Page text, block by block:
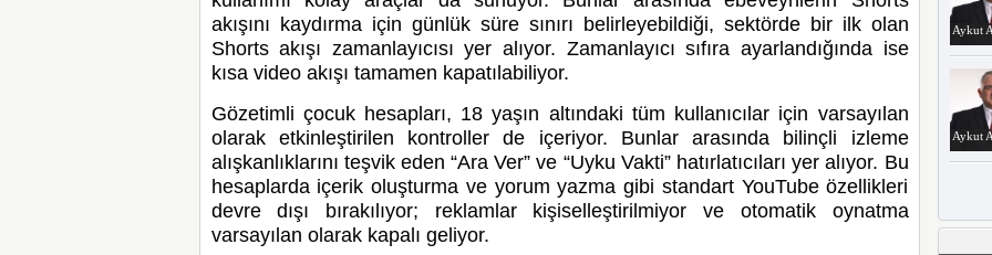
akışını kaydırma için günlük süre sınırı belirleyebildiği, sektörde bir ilk olan
Shorts akışı zamanlayıcısı yer alıyor. Zamanlayıcı sıfıra ayarlandığında ise
kısa video akışı tamamen kapatılabiliyor.
Gözetimli çocuk hesapları, 18 yaşın altındaki tüm kullanıcılar için varsayılan
olarak etkinleştirilen kontroller de içeriyor. Bunlar arasında bilinçli izleme
alışkanlıklarını teşvik eden “Ara Ver” ve “Uyku Vakti” hatırlatıcıları yer alıyor. Bu
hesaplarda içerik oluşturma ve yorum yazma gibi standart YouTube özellikleri
devre dışı bırakılıyor; reklamlar kişiselleştirilmiyor ve otomatik oynatma
varsayılan olarak kapalı geliyor.
Aykut
Aykut